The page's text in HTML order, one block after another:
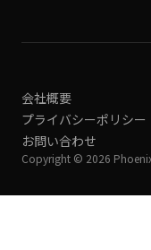
会社概要
プライバシーポリシー
お問い合わせ
Copyright © 2026